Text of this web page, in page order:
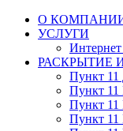
О
УСЛУГИ
РАСКРЫТИЕ
Пункт 11
Пункт 11
Пункт 11
Пункт 11